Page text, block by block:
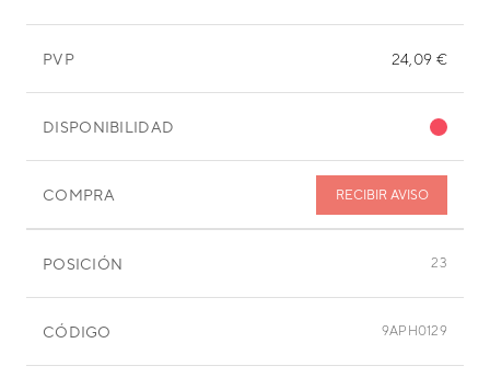
PVP 24,09 €
DISPONIBILIDAD
COMPRA RECIBIR AVISO
POSICIÓN 23
CÓDIGO 9APH0129